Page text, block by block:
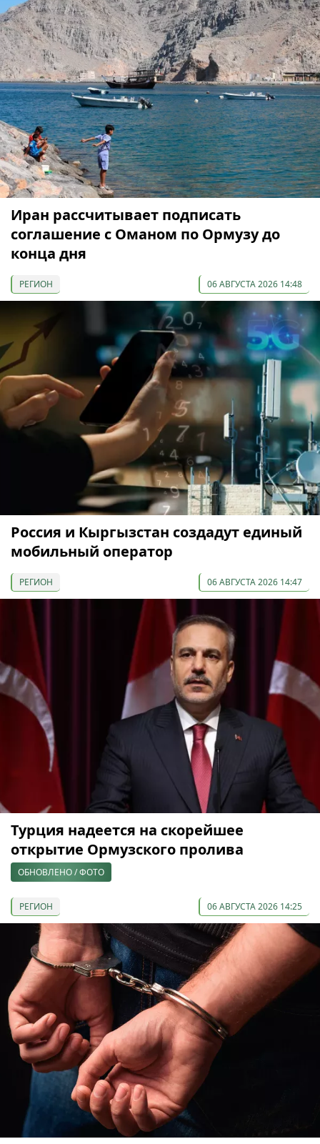
Иран рассчитывает подписать
соглашение с Оманом по Ормузу до
конца дня
РЕГИОН 06 АВГУСТА 2026 14:48
Россия и Кыргызстан создадут единый
мобильный оператор
РЕГИОН 06 АВГУСТА 2026 14:47
Турция надеется на скорейшее
открытие Ормузского пролива
ОБНОВЛЕНО / ФОТО
РЕГИОН 06 АВГУСТА 2026 14:25